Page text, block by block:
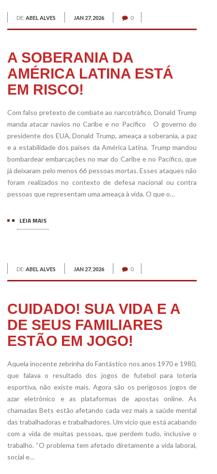
DE: ABEL ALVES JAN 27, 2026 0
A SOBERANIA DA
AMÉRICA LATINA ESTÁ
EM RISCO!
Com falso pretexto de combate ao narcotráfico, Donald Trump
manda atacar navios no Caribe e no Pacífico O governo do
presidente dos EUA, Donald Trump, ameaça a soberania, a paz
e a estabilidade dos países da América Latina. Trump mandou
bombardear embarcações no mar do Caribe e no Pacífico, que
já deixaram pelo menos 66 pessoas mortas. Esses ataques não
foram realizados no contexto de defesa nacional ou contra
pessoas que representam uma ameaça à vida. O que o…
LEIA MAIS
DE: ABEL ALVES JAN 27, 2026 0
CUIDADO! SUA VIDA E A
DE SEUS FAMILIARES
ESTÃO EM JOGO!
Aquela inocente zebrinha do Fantástico nos anos 1970 e 1980,
que falava o resultado dos jogos de futebol para loteria
esportiva, não existe mais. Agora são os perigosos jogos de
azar eletrônico e as plataformas de apostas online. As
chamadas Bets estão afetando cada vez mais a saúde mental
das trabalhadoras e trabalhadores. Um vício que está acabando
com a vida de muitas pessoas, que perdem tudo, inclusive o
trabalho. “O problema tem afetado diretamente a vida laboral,
social e…